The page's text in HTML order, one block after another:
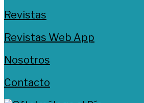
Revistas
Revistas Web App
Nosotros
Contacto